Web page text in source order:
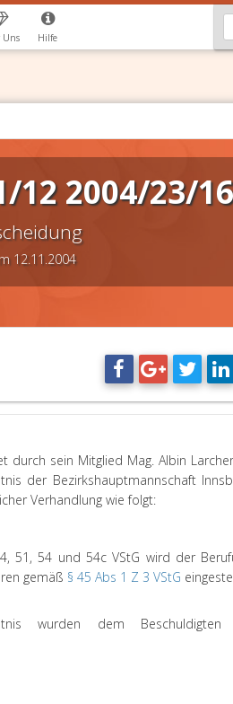
Uns Hilfe
12 2004/23/
12.11.2004
durch sein Mitglied Mag. Albin
der Bezirkshauptmannschaft
Verhandlung wie folgt:
51, 54 und 54c VStG wird der
gemäß § 45 Abs 1 Z 3 VStG
wurden dem Beschuldigten